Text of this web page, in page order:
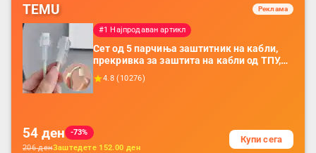
TEMU Реклама
#1 Најпродаван артикл
Сет од 5 парчиња заштитник на кабли,
прекривка за заштита на кабли од ТПУ,
додатоци за заштита на кабли, без
батерија, за мобилни телефони, комплет
4.8 (10276)
54 ден
-73%
206денЗаштедете 152.00 ден
Купи сега